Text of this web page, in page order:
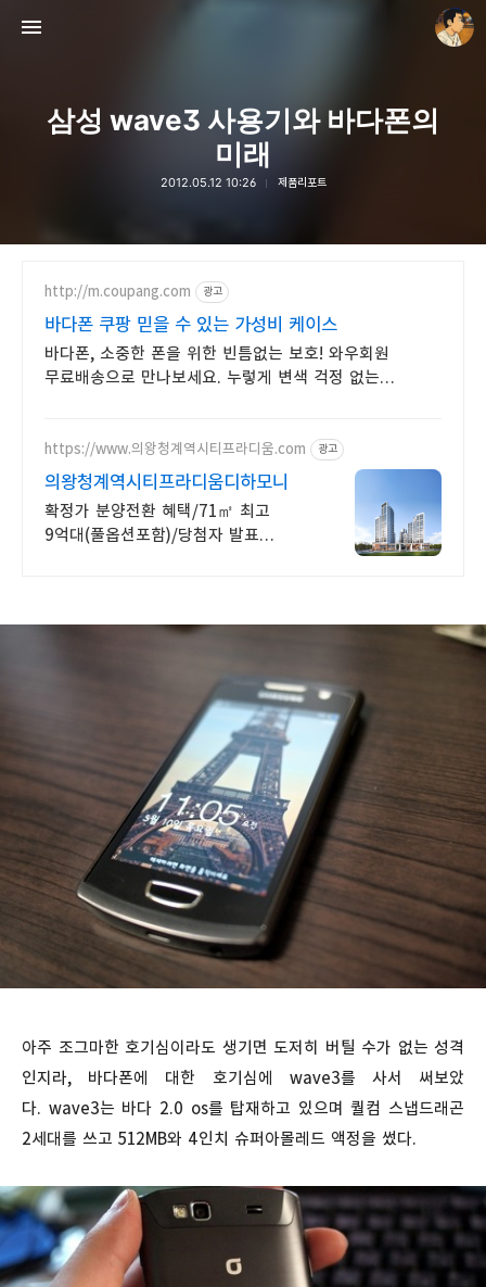
삼성 wave3 사용기와 바다폰의
미래
2012.05.12 10:26 제품리포트
http://m.coupang.com 광고
바다폰 쿠팡 믿을 수 있는 가성비 케이스
바다폰, 소중한 폰을 위한 빈틈없는 보호! 와우회원
무료배송으로 만나보세요. 누렇게 변색 걱정 없는
https://www.의왕청계역시티프라디움.com 광고
의왕청계역시티프라디움디하모니
확정가 분양전환 혜택/71㎡ 최고
9억대(풀옵션포함)/당첨자 발표
아주 조그마한 호기심이라도 생기면 도저히 버틸 수가 없는 성격
인지라, 바다폰에 대한 호기심에 wave3를 사서 써보았
다. wave3는 바다 2.0 os를 탑재하고 있으며 퀄컴 스냅드래곤
2세대를 쓰고 512MB와 4인치 슈퍼아몰레드 액정을 썼다.
thebravepost.com